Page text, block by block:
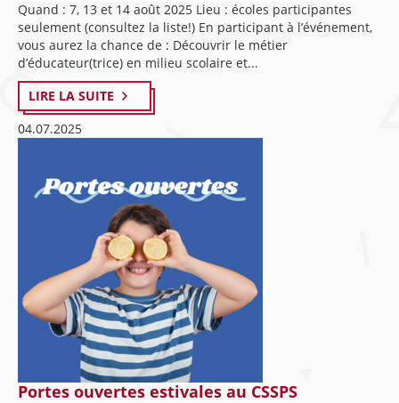
Quand : 7, 13 et 14 août 2025 Lieu : écoles participantes
seulement (consultez la liste!) En participant à l’événement,
vous aurez la chance de : Découvrir le métier
d’éducateur(trice) en milieu scolaire et...
LIRE LA SUITE
04.07.2025
Portes ouvertes estivales au CSSPS